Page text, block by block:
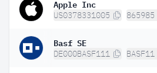
Apple Inc
US0378331005 865985
Basf SE
DE000BASF111 BASF11